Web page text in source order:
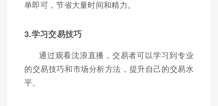
单即可，节省大量时间和精力。
3.学习交易技巧
通过观看沈浪直播，交易者可以学习到专业
的交易技巧和市场分析方法，提升自己的交易水
平。